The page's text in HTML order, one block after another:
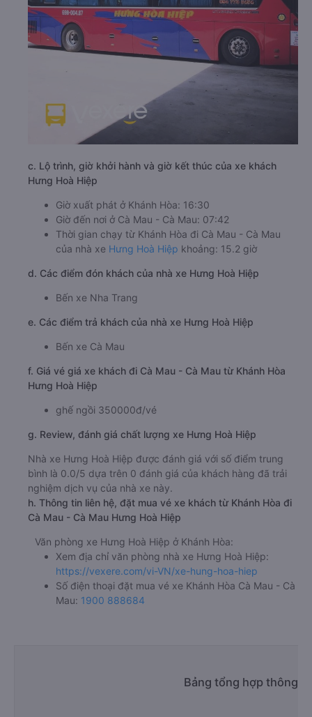
c. Lộ trình, giờ khởi hành và giờ kết thúc của xe khách
Hưng Hoà Hiệp
Giờ xuất phát ở Khánh Hòa: 16:30
Giờ đến nơi ở Cà Mau - Cà Mau: 07:42
Thời gian chạy từ Khánh Hòa đi Cà Mau - Cà Mau
của nhà xe Hưng Hoà Hiệp khoảng: 15.2 giờ
d. Các điểm đón khách của nhà xe Hưng Hoà Hiệp
Bến xe Nha Trang
e. Các điểm trả khách của nhà xe Hưng Hoà Hiệp
Bến xe Cà Mau
f. Giá vé giá xe khách đi Cà Mau - Cà Mau từ Khánh Hòa
Hưng Hoà Hiệp
ghế ngồi 350000đ/vé
g. Review, đánh giá chất lượng xe Hưng Hoà Hiệp
Nhà xe Hưng Hoà Hiệp được đánh giá với số điểm trung
bình là 0.0/5 dựa trên 0 đánh giá của khách hàng đã trải
nghiệm dịch vụ của nhà xe này.
h. Thông tin liên hệ, đặt mua vé xe khách từ Khánh Hòa đi
Cà Mau - Cà Mau Hưng Hoà Hiệp
Văn phòng xe Hưng Hoà Hiệp ở Khánh Hòa:
Xem địa chỉ văn phòng nhà xe Hưng Hoà Hiệp:
https://vexere.com/vi-VN/xe-hung-hoa-hiep
Số điện thoại đặt mua vé xe Khánh Hòa Cà Mau - Cà
Mau: 1900 888684
Bảng tổng hợp thông